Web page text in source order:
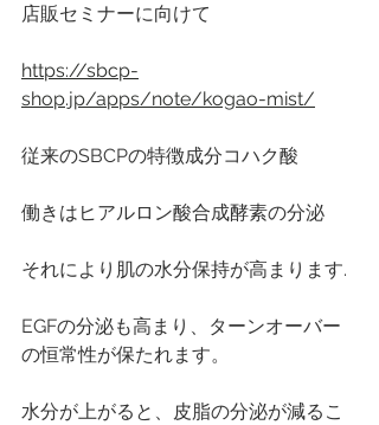
店販セミナーに向けて
https://sbcp-
shop.jp/apps/note/kogao-mist/
従来のSBCPの特徴成分コハク酸
働きはヒアルロン酸合成酵素の分泌
それにより肌の水分保持が高まります.
EGFの分泌も高まり、ターンオーバー
の恒常性が保たれます。
水分が上がると、皮脂の分泌が減るこ